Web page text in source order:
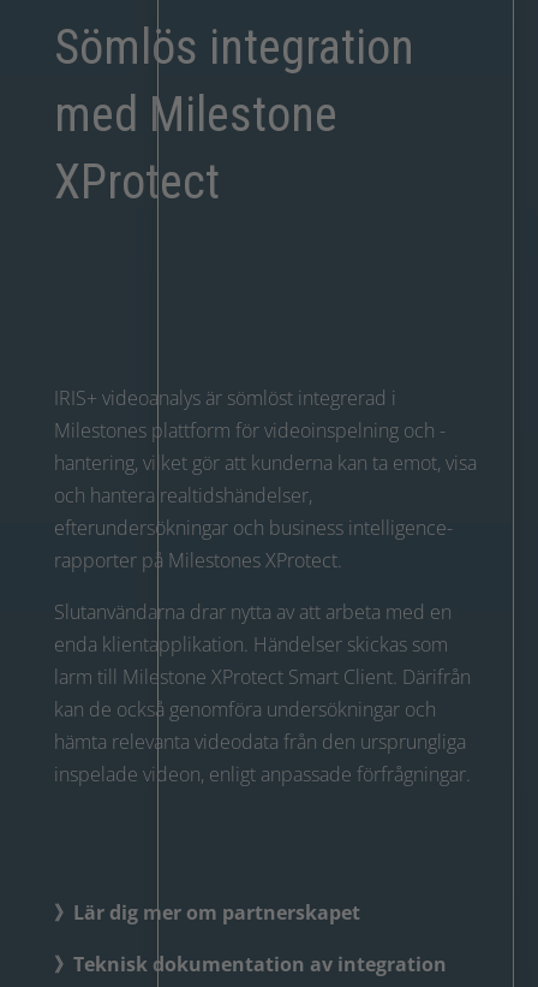
Sömlös integration
med Milestone
XProtect
IRIS+ videoanalys är sömlöst integrerad i
Milestones plattform för videoinspelning och -
hantering, vilket gör att kunderna kan ta emot, visa
och hantera realtidshändelser,
efterundersökningar och business intelligence-
rapporter på Milestones XProtect.
Slutanvändarna drar nytta av att arbeta med en
enda klientapplikation. Händelser skickas som
larm till Milestone XProtect Smart Client. Därifrån
kan de också genomföra undersökningar och
hämta relevanta videodata från den ursprungliga
inspelade videon, enligt anpassade förfrågningar.
》Lär dig mer om partnerskapet
》Teknisk dokumentation av integration